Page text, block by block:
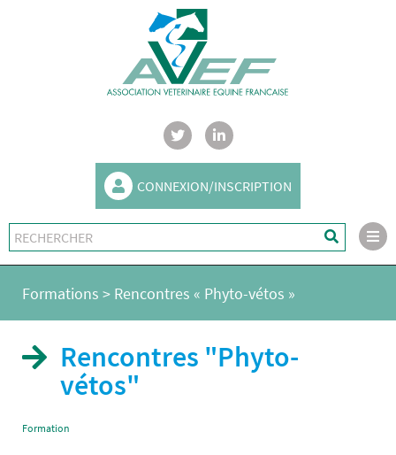
CONNEXION/INSCRIPTION
Formations > Rencontres « Phyto-vétos »
Rencontres "Phyto-
vétos"
Formation